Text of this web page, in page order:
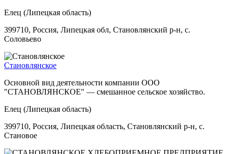
Елец (Липецкая область)
399710, Россия, Липецкая обл, Становлянский р-н, с.
Соловьево
Становлянское
Основной вид деятельности компании ООО
"СТАНОВЛЯНСКОЕ" — смешанное сельское хозяйство.
Елец (Липецкая область)
399710, Россия, Липецкая область, Становлянский р-н, с.
Становое